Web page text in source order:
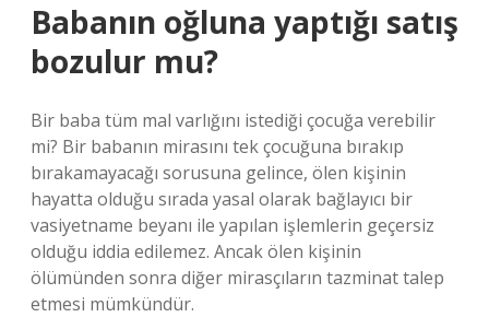
Babanın oğluna yaptığı satış
bozulur mu?
Bir baba tüm mal varlığını istediği çocuğa verebilir
mi? Bir babanın mirasını tek çocuğuna bırakıp
bırakamayacağı sorusuna gelince, ölen kişinin
hayatta olduğu sırada yasal olarak bağlayıcı bir
vasiyetname beyanı ile yapılan işlemlerin geçersiz
olduğu iddia edilemez. Ancak ölen kişinin
ölümünden sonra diğer mirasçıların tazminat talep
etmesi mümkündür.